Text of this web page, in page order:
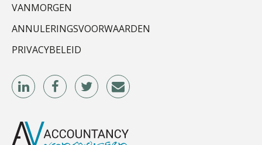
VANMORGEN
ANNULERINGSVOORWAARDEN
PRIVACYBELEID